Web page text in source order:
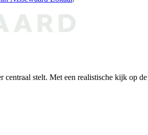
stelt. Met een realistische kijk op